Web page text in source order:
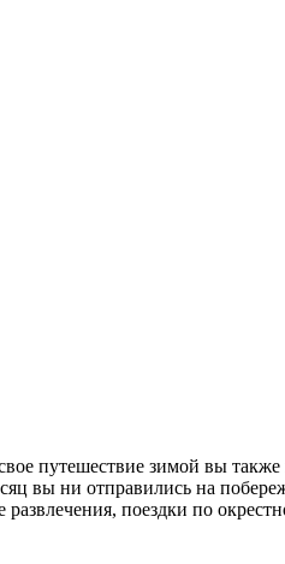
путешествие зимой вы
вы ни отправились на
поездки по